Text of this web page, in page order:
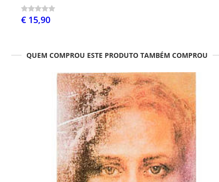
€ 15,90
QUEM COMPROU ESTE PRODUTO TAMBÉM COMPROU